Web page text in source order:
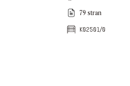
79 stran
k02501/0